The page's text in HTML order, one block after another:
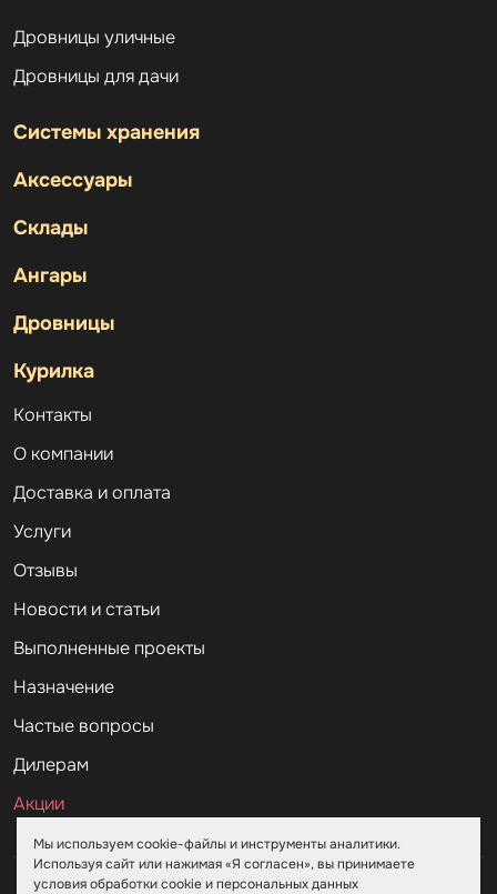
Дровницы уличные
Дровницы для дачи
Системы хранения
Аксессуары
Склады
Ангары
Дровницы
Курилка
Контакты
О компании
Доставка и оплата
Услуги
Отзывы
Новости и статьи
Выполненные проекты
Назначение
Частые вопросы
Дилерам
Акции
Мы используем cookie-файлы и инструменты аналитики.
Используя сайт или нажимая «Я согласен», вы принимаете
условия обработки cookie и персональных данных